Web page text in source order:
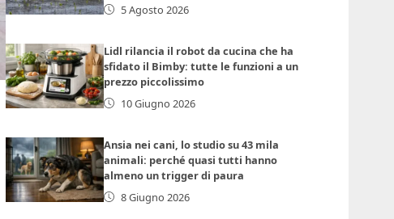
5 Agosto 2026
Lidl rilancia il robot da cucina che ha
sfidato il Bimby: tutte le funzioni a un
prezzo piccolissimo
10 Giugno 2026
Ansia nei cani, lo studio su 43 mila
animali: perché quasi tutti hanno
almeno un trigger di paura
8 Giugno 2026